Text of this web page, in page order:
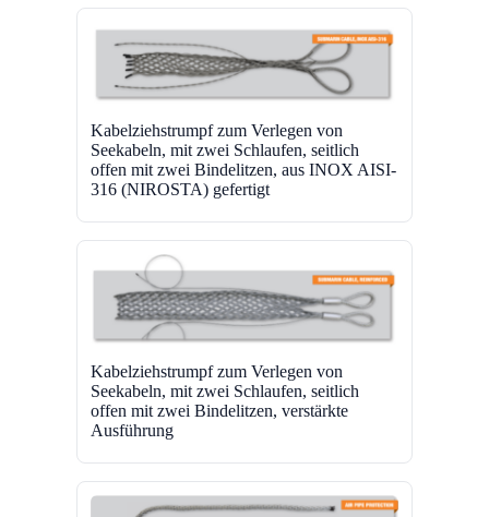
Kabelziehstrumpf zum Verlegen von
Seekabeln, mit zwei Schlaufen, seitlich
offen mit zwei Bindelitzen, aus INOX AISI-
316 (NIROSTA) gefertigt
Kabelziehstrumpf zum Verlegen von
Seekabeln, mit zwei Schlaufen, seitlich
offen mit zwei Bindelitzen, verstärkte
Ausführung